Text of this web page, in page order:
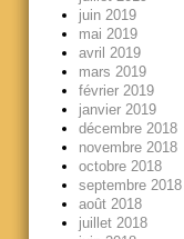
juin 2019
mai 2019
avril 2019
mars 2019
février 2019
janvier 2019
décembre 2018
novembre 2018
octobre 2018
septembre 2018
août 2018
juillet 2018